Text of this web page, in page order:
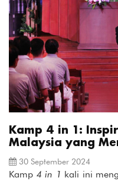
Kamp 4 in 1:
Malaysia yang
30 September 2024
Kamp 4 in 1 kali ini